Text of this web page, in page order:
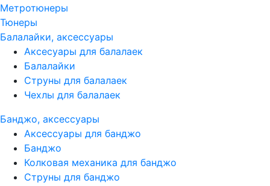
Метротюнеры
Тюнеры
Балалайки, аксессуары
Аксесуары для балалаек
Балалайки
Струны для балалаек
Чехлы для балалаек
Банджо, аксессуары
Аксессуары для банджо
Банджо
Колковая механика для банджо
Струны для банджо